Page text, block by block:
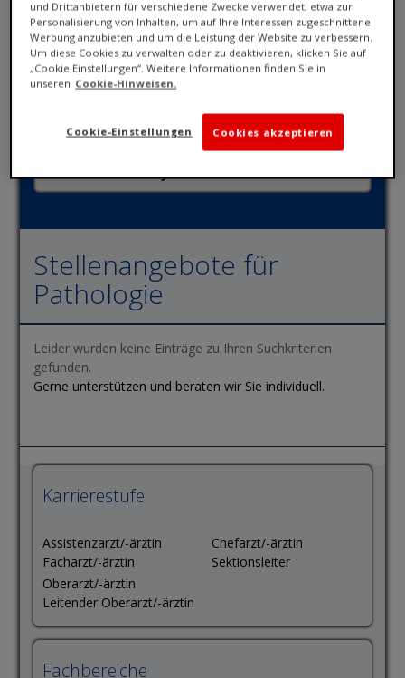
Umkreis
Stellenangebote für
Pathologie
Leider wurden keine Einträge zu Ihren Suchkriterien
gefunden.
Gerne unterstützen und beraten wir Sie individuell.
Karrierestufe
Assistenzarzt/-ärztin
Facharzt/-ärztin
Oberarzt/-ärztin
Leitender Oberarzt/-ärztin
Chefarzt/-ärztin
Sektionsleiter
Fachbereiche
und Drittanbietern für verschiedene Zwecke verwendet, etwa zur
Personalisierung von Inhalten, um auf Ihre Interessen zugeschnittene
Werbung anzubieten und um die Leistung der Website zu verbessern.
Um diese Cookies zu verwalten oder zu deaktivieren, klicken Sie auf
„Cookie Einstellungen“. Weitere Informationen finden Sie in
unseren Cookie-Hinweisen.
Cookies akzeptieren
Cookie-Einstellungen